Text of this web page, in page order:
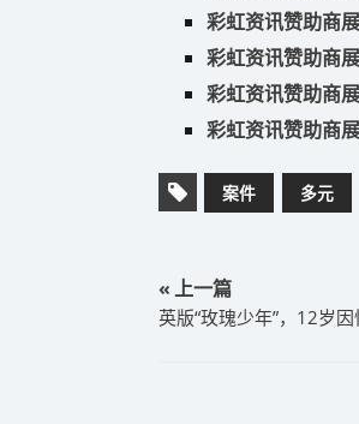
彩虹资讯赞助商
彩虹资讯赞助商
彩虹资讯赞助商
彩虹资讯赞助商
案件 多元
« 上一篇
英版“玫瑰少年”，12岁